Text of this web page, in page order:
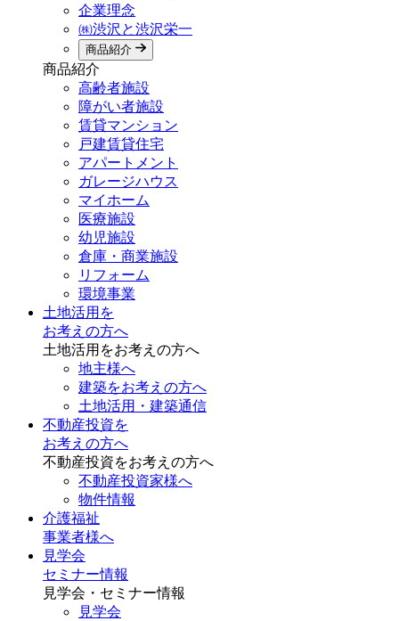
企業理念
㈱渋沢と渋沢栄一
商品紹介
商品紹介
高齢者施設
障がい者施設
賃貸マンション
戸建賃貸住宅
アパートメント
ガレージハウス
マイホーム
医療施設
幼児施設
倉庫・商業施設
リフォーム
環境事業
土地活用を
お考えの方へ
土地活用をお考えの方へ
地主様へ
建築をお考えの方へ
土地活用・建築通信
不動産投資を
お考えの方へ
不動産投資をお考えの方へ
不動産投資家様へ
物件情報
介護福祉
事業者様へ
見学会
セミナー情報
見学会・セミナー情報
見学会